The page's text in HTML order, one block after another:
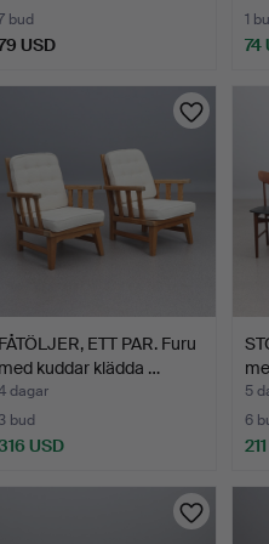
bud
USD
1
74
FÅTÖLJER, ETT PAR. Furu
med kuddar klädda …
dagar
bud
USD
5
6